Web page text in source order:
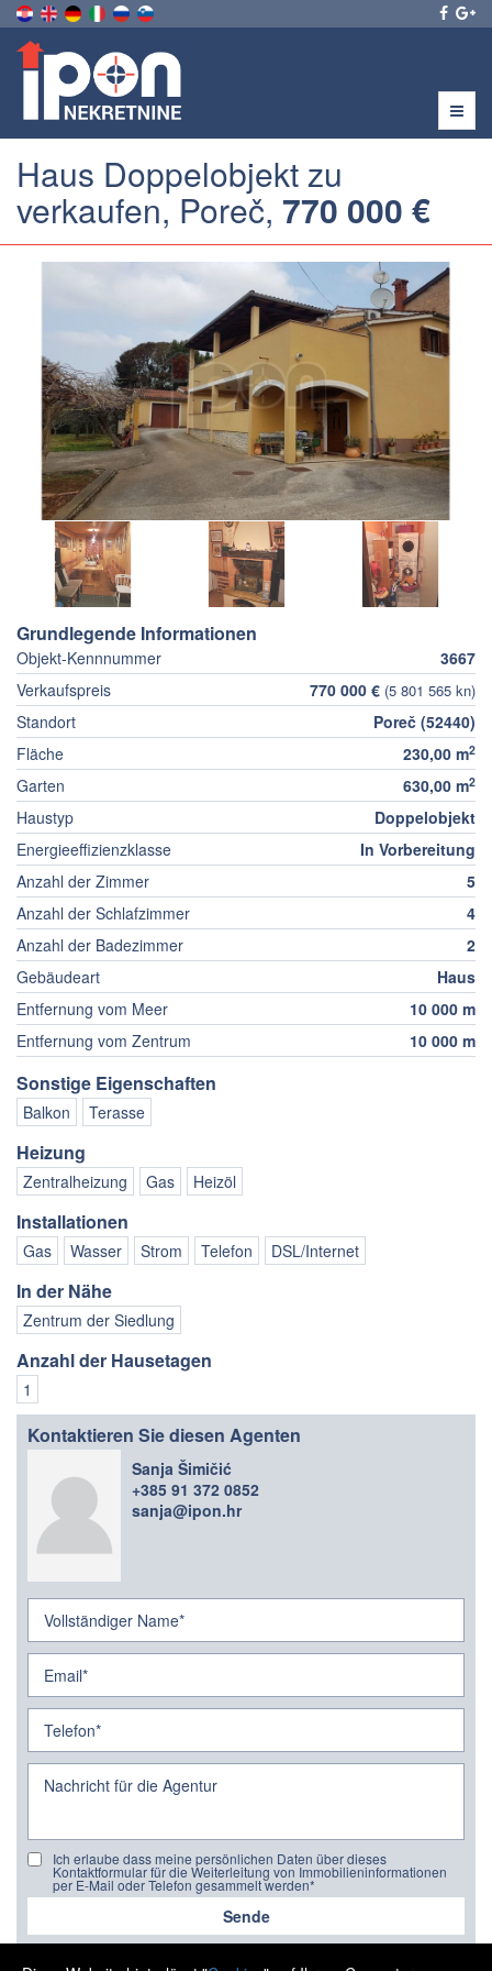
Menu
Haus Doppelobjekt zu
verkaufen, Poreč, 770 000 €
Grundlegende Informationen
Objekt-Kennnummer
3667
Verkaufspreis
770 000 € (5 801 565 kn)
Standort
Poreč (52440)
Fläche
230,00 m2
Garten 630,00 m2
Haustyp
Doppelobjekt
Energieeffizienzklasse
In Vorbereitung
Anzahl der Zimmer
5
Anzahl der Schlafzimmer
4
Anzahl der Badezimmer
2
Gebäudeart
Haus
Entfernung vom Meer
10 000 m
Entfernung vom Zentrum
10 000 m
Sonstige Eigenschaften
Balkon Terasse
Heizung
Zentralheizung Gas Heizöl
Installationen
Gas Wasser Strom Telefon DSL/Internet
In der Nähe
Zentrum der Siedlung
Anzahl der Hausetagen
1
Kontaktieren Sie diesen Agenten
Sanja Šimičić
+385 91 372 0852
sanja@ipon.hr
Ich erlaube dass meine persönlichen Daten über dieses
Kontaktformular für die Weiterleitung von Immobilieninformationen
per E-Mail oder Telefon gesammelt werden*
Sende